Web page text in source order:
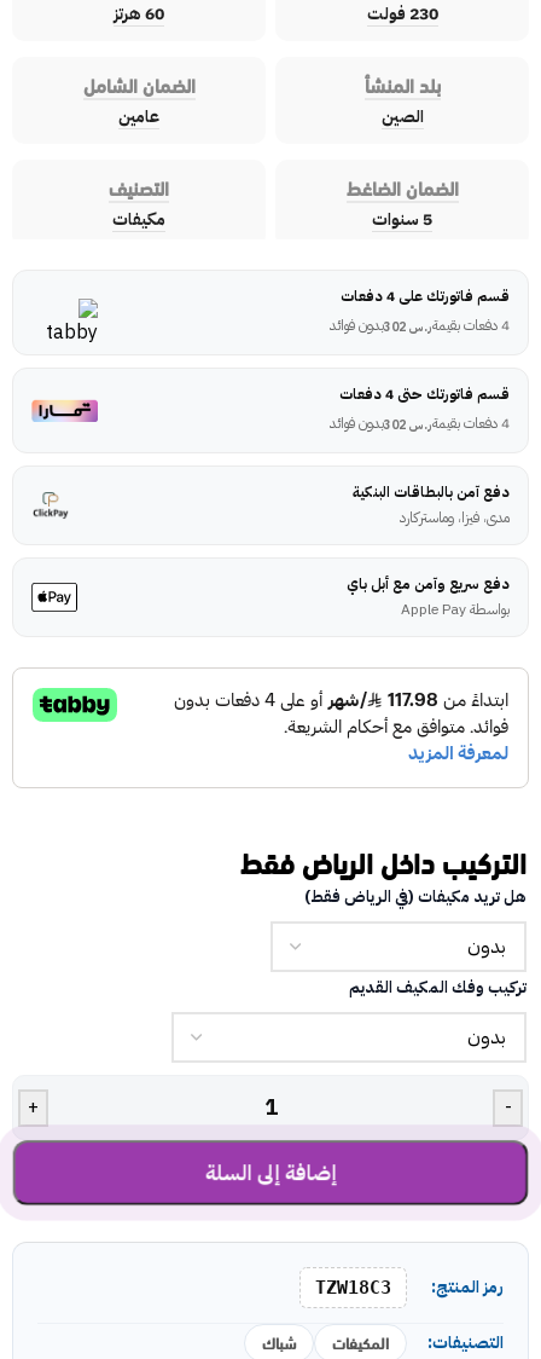
230 فولت 60 هرتز
بلد المنشأ
الصين
الضمان الشامل
عامين
الضمان الضاغط
5 سنوات
التصنيف
مكيفات
قسم فاتورتك على 4 دفعات
4 دفعات بقيمة
ر.س بدون فوائد
قسم فاتورتك حتى 4 دفعات
4 دفعات بقيمة
ر.س بدون فوائد
دفع آمن بالبطاقات البنكية
مدى، فيزا، وماستركارد
دفع سريع وآمن مع أبل باي
بواسطة Apple Pay
التركيب داخل الرياض فقط
هل تريد مكيفات (في الرياض فقط)
تركيب وفك المكيف القديم
-
+
إضافة إلى السلة
رمز المنتج: TZW18C3
التصنيفات: المكيفات شباك